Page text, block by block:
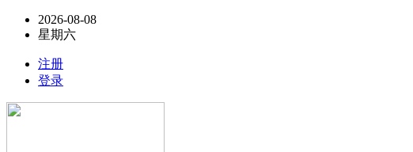
2026-08-08
星期六
注册
登录